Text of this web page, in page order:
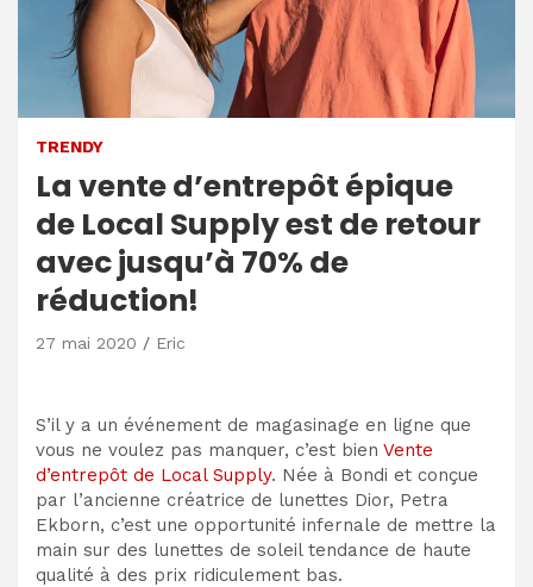
TRENDY
La vente d’entrepôt épique
de Local Supply est de retour
avec jusqu’à 70% de
réduction!
27 mai 2020 Eric
S’il y a un événement de magasinage en ligne que
vous ne voulez pas manquer, c’est bien Vente
d’entrepôt de Local Supply. Née à Bondi et conçue
par l’ancienne créatrice de lunettes Dior, Petra
Ekborn, c’est une opportunité infernale de mettre la
main sur des lunettes de soleil tendance de haute
qualité à des prix ridiculement bas.